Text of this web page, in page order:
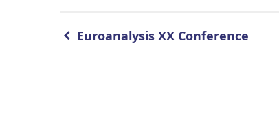
Euroanalysis XX Conference